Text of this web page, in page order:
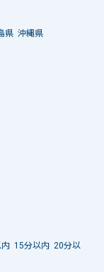
県 沖縄県
15分以内 20分以